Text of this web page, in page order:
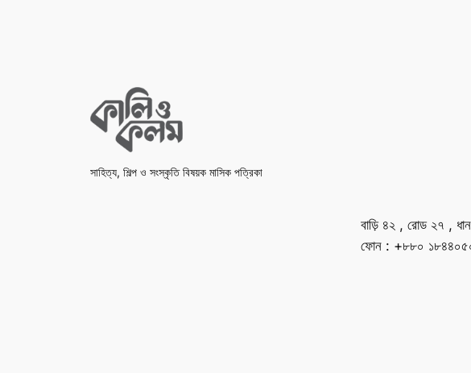
সাহিত্য, শিল্প ও সংস্কৃতি বিষয়ক মাসিক পত্রিকা
বাড়ি ৪২ , রোড ২৭ ,
ফোন : +৮৮০